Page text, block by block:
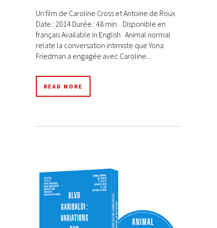
Un film de Caroline Cross et Antoine de Roux
Date : 2014 Durée : 48 min. Disponible en
français Available in English Animal normal
relate la conversation intimiste que Yona
Friedman a engagée avec Caroline...
READ MORE